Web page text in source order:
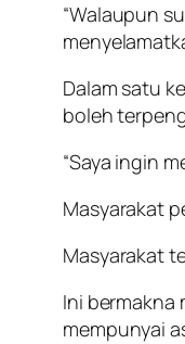
“Walaupun
Dalam satu
boleh
“Saya ingin
Masyarakat
Masyarakat
Ini bermakna
mempunyai